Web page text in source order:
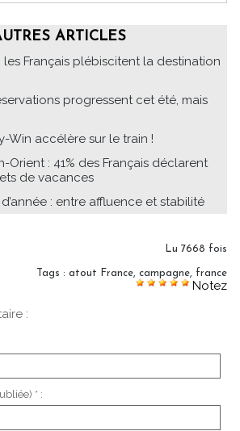
ARTICLES
Français plébiscitent la destination
progressent cet été, mais
Win accélère sur le train !
Orient : 41% des Français déclarent
de vacances
: entre affluence et stabilité
Lu 7668 fois
Tags : atout France, campagne, france
Notez
:
* :